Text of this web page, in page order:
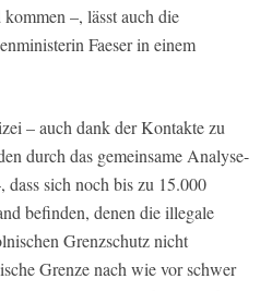
–, lässt auch die
Faeser in einem
– auch dank der Kontakte zu
durch das gemeinsame Analyse-
sich noch bis zu 15.000
befinden, denen die illegale
Grenzschutz nicht
Grenze nach wie vor schwer